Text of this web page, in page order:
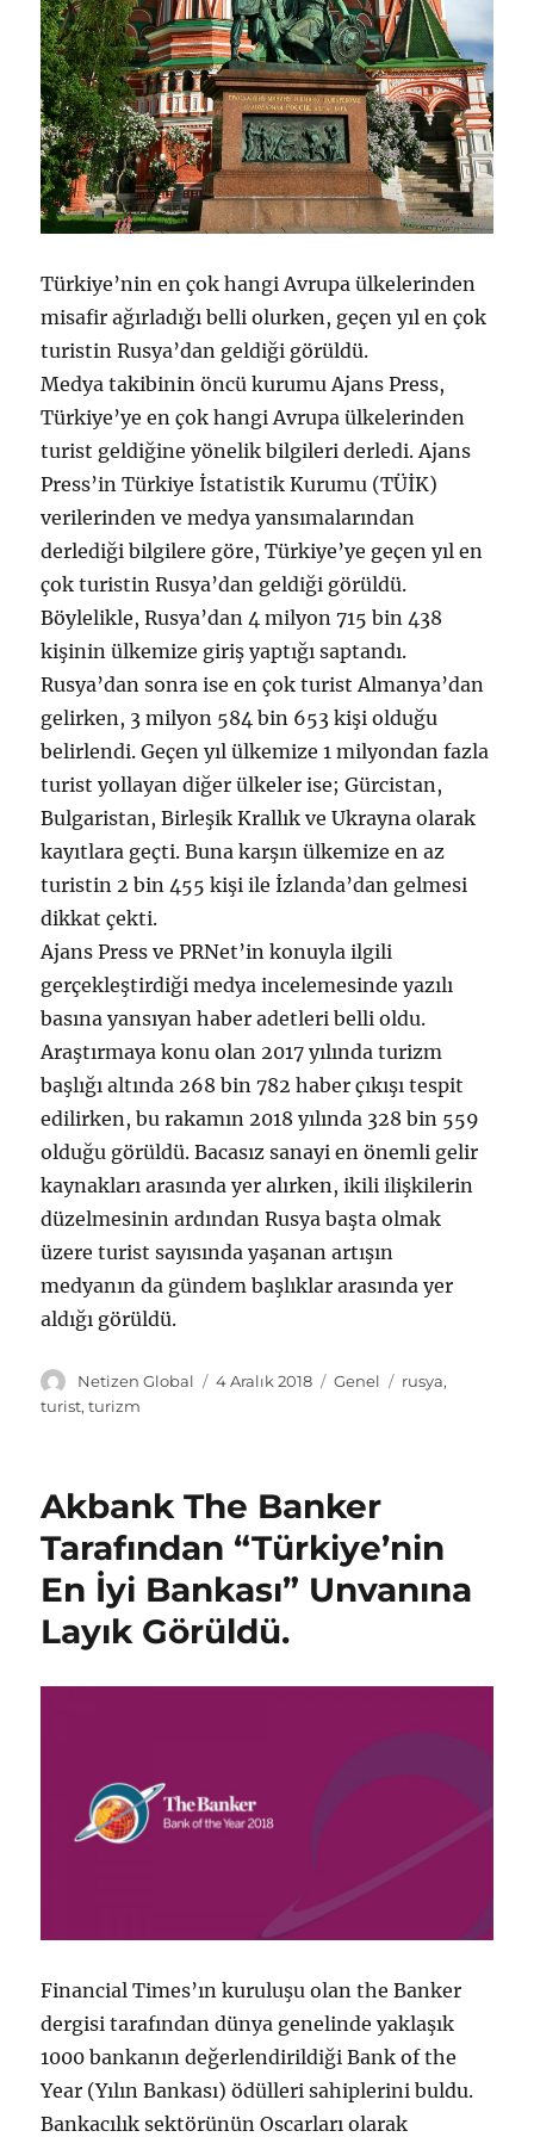
Türkiye’nin en çok hangi Avrupa ülkelerinden
misafir ağırladığı belli olurken, geçen yıl en çok
turistin Rusya’dan geldiği görüldü.
Medya takibinin öncü kurumu Ajans Press,
Türkiye’ye en çok hangi Avrupa ülkelerinden
turist geldiğine yönelik bilgileri derledi. Ajans
Press’in Türkiye İstatistik Kurumu (TÜİK)
verilerinden ve medya yansımalarından
derlediği bilgilere göre, Türkiye’ye geçen yıl en
çok turistin Rusya’dan geldiği görüldü.
Böylelikle, Rusya’dan 4 milyon 715 bin 438
kişinin ülkemize giriş yaptığı saptandı.
Rusya’dan sonra ise en çok turist Almanya’dan
gelirken, 3 milyon 584 bin 653 kişi olduğu
belirlendi. Geçen yıl ülkemize 1 milyondan fazla
turist yollayan diğer ülkeler ise; Gürcistan,
Bulgaristan, Birleşik Krallık ve Ukrayna olarak
kayıtlara geçti. Buna karşın ülkemize en az
turistin 2 bin 455 kişi ile İzlanda’dan gelmesi
dikkat çekti.
Ajans Press ve PRNet’in konuyla ilgili
gerçekleştirdiği medya incelemesinde yazılı
basına yansıyan haber adetleri belli oldu.
Araştırmaya konu olan 2017 yılında turizm
başlığı altında 268 bin 782 haber çıkışı tespit
edilirken, bu rakamın 2018 yılında 328 bin 559
olduğu görüldü. Bacasız sanayi en önemli gelir
kaynakları arasında yer alırken, ikili ilişkilerin
düzelmesinin ardından Rusya başta olmak
üzere turist sayısında yaşanan artışın
medyanın da gündem başlıklar arasında yer
aldığı görüldü.
Y
a
Netizen Global
Y
t
r
i
h
i
4 Aralık 2018
K
o
r
l
e
Genel
E
e
r
rusya,
turist,turizm
Akbank The Banker
Tarafından “Türkiye’nin
En İyi Bankası” Unvanına
Layık Görüldü.
Financial Times’ın kuruluşu olan the Banker
dergisi tarafından dünya genelinde yaklaşık
1000 bankanın değerlendirildiği Bank of the
Year (Yılın Bankası) ödülleri sahiplerini buldu.
Bankacılık sektörünün Oscarları olarak